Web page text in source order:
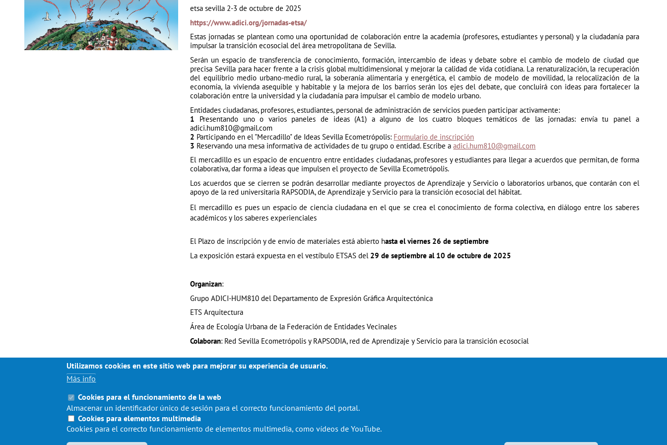
etsa sevilla 2-3 de octubre de 2025
https://www.adici.org/jornadas-etsa/
Estas jornadas se plantean como una oportunidad de colaboración entre la academia (profesores, estudiantes y personal) y la ciudadanía para
impulsar la transición ecosocial del área metropolitana de Sevilla.
Serán un espacio de transferencia de conocimiento, formación, intercambio de ideas y debate sobre el cambio de modelo de ciudad que
precisa Sevilla para hacer frente a la crisis global multidimensional y mejorar la calidad de vida cotidiana. La renaturalización, la recuperación
del equilibrio medio urbano-medio rural, la soberanía alimentaria y energética, el cambio de modelo de movilidad, la relocalización de la
economía, la vivienda asequible y habitable y la mejora de los barrios serán los ejes del debate, que concluirá con ideas para fortalecer la
colaboración entre la universidad y la ciudadanía para impulsar el cambio de modelo urbano.
Entidades ciudadanas, profesores, estudiantes, personal de administración de servicios pueden participar activamente:
1 Presentando uno o varios paneles de ideas (A1) a alguno de los cuatro bloques temáticos de las jornadas: envía tu panel a
adici.hum810@gmail.com
2 Participando en el "Mercadillo" de Ideas Sevilla Ecometrópolis: Formulario de inscripción
3 Reservando una mesa informativa de actividades de tu grupo o entidad. Escribe aadici.hum810@gmail.com
El mercadillo es un espacio de encuentro entre entidades ciudadanas, profesores y estudiantes para llegar a acuerdos que permitan, de forma
colaborativa, dar forma a ideas que impulsen el proyecto de Sevilla Ecometrópolis.
Los acuerdos que se cierren se podrán desarrollar mediante proyectos de Aprendizaje y Servicio o laboratorios urbanos, que contarán con el
apoyo de la red universitaria RAPSODIA, de Aprendizaje y Servicio para la transición ecosocial del hábitat.
El mercadillo es pues un espacio de ciencia ciudadana en el que se crea el conocimiento de forma colectiva, en diálogo entre los saberes
académicos y los saberes experienciales
El Plazo de inscripción y de envío de materiales está abierto hasta el viernes 26 de septiembre
La exposición estará expuesta en el vestíbulo ETSAS del 29 de septiembre al 10 de octubre de 2025
Organizan:
Grupo ADICI-HUM810 del Departamento de Expresión Gráfica Arquitectónica
ETS Arquitectura
Área de Ecología Urbana de la Federación de Entidades Vecinales
Colaboran: Red Sevilla Ecometrópolis y RAPSODIA, red de Aprendizaje y Servicio para la transición ecosocial
Utilizamos cookies en este sitio web para mejorar su experiencia de usuario.
Más info
Cookies para el funcionamiento de la web
Almacenar un identificador único de sesión para el correcto funcionamiento del portal.
Cookies para elementos multimedia
Cookies para el correcto funcionamiento de elementos multimedia, como vídeos de YouTube.